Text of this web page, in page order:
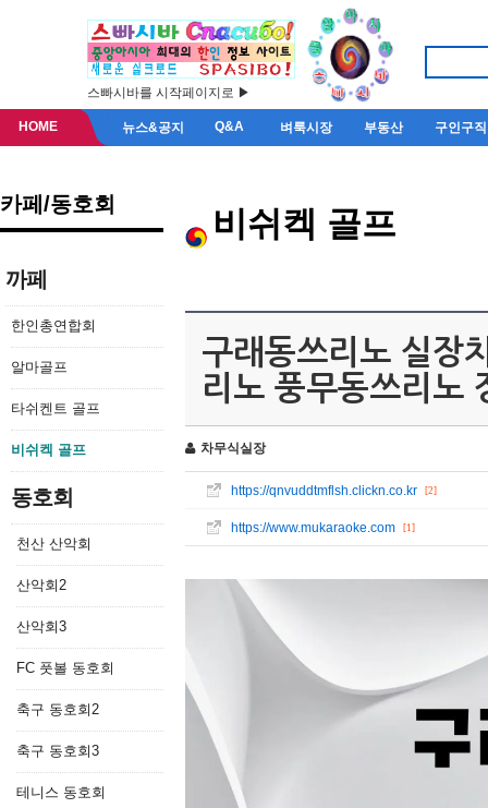
스빠시바를 시작페이지로 ▶
HOME 뉴스&공지 Q&A 벼룩시장 부동산 구인구직
카페/동호회
까페
한인총연합회
알마골프
타쉬켄트 골프
비쉬켁 골프
동호회
천산 산악회
산악회2
산악회3
FC 풋볼 동호회
축구 동호회2
축구 동호회3
테니스 동호회
비쉬켁 골프
구래동쓰리노 실
리노 풍무동쓰리노
차무식실장
https://qnvuddtmflsh.clickn.co.kr [2]
https://www.mukaraoke.com [1]